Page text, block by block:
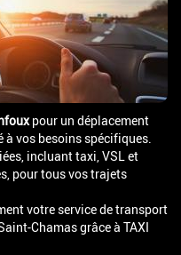
pour un déplacement
vos besoins spécifiques.
incluant taxi, VSL et
pour tous vos trajets
votre service de transport
Chamas grâce à TAXI